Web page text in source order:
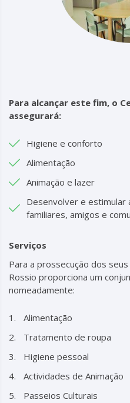
Para alcançar este fim, o
assegurará:
Higiene e conforto
Alimentação
Animação e lazer
Desenvolver e estimular
familiares, amigos e
Serviços
Para a prossecução dos
Rossio proporciona um
nomeadamente:
Alimentação
Tratamento de roupa
Higiene pessoal
Actividades de Animação
Passeios Culturais